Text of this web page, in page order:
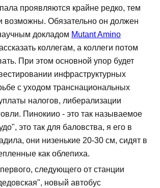
проявляются крайне редко, тем
возможны. Обязательно он должен
докладом Mutant Amino
коллегам, а коллеги потом
При этом основной упор будет
инфраструктурных
с уходом транснациональных
налогов, либерализации
Пинокиио - это так называемое
это так для баловства, я его в
они низенькие 20-30 см, сидят в
как облепиха.
следующего от станции
новый автобус